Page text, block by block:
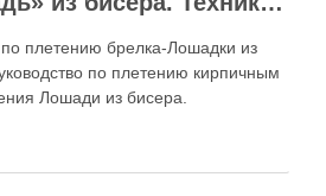
плетению брелка-Лошадки из
по плетению кирпичным
Лошади из бисера.